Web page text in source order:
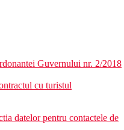
Guvernului nr. 2/2018
cu turistul
datelor pentru contactele de